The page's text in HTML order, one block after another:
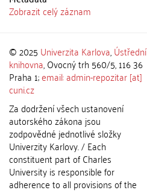
Zobrazit celý záznam
© 2025 Univerzita Karlova,Ústřední
knihovna, Ovocný trh 560/5, 116 36
Praha 1;email: admin-repozitar [at]
cuni.cz
Za dodržení všech ustanovení
autorského zákona jsou
zodpovědné jednotlivé složky
Univerzity Karlovy. / Each
constituent part of Charles
University is responsible for
adherence to all provisions of the